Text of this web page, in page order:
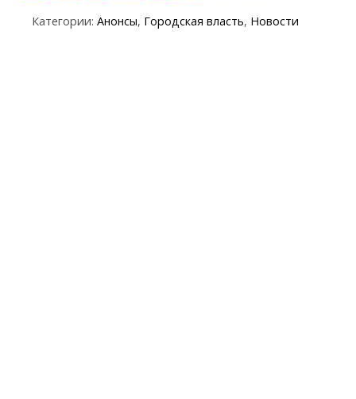
e itte er at y t ai
Категории: Анонсы, Городская власть, Новости